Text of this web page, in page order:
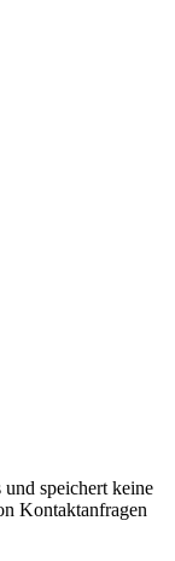
und speichert keine
Kontaktanfragen